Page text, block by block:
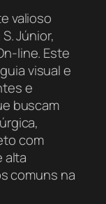
valioso
Júnior,
line. Este
visual e
e
buscam
com
alta
comuns na